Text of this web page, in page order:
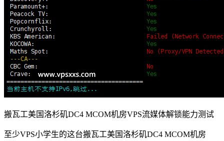
搬瓦工美国洛杉矶DC4 MCOM机房VPS流媒体解锁能力测试
至少VPS小学生的这台搬瓦工美国洛杉矶DC4 MCOM机房